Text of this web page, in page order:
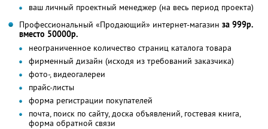
ваш личный проектный менеджер (на весь период проекта)
Профессиональный «Продающий» интернет-магазин за 999р.
вместо 50000р.
неограниченное количество страниц каталога товара
фирменный дизайн (исходя из требований заказчика)
фото-, видеогалереи
прайс-листы
форма регистрации покупателей
почта, поиск по сайту, доска объявлений, гостевая книга,
форма обратной связи